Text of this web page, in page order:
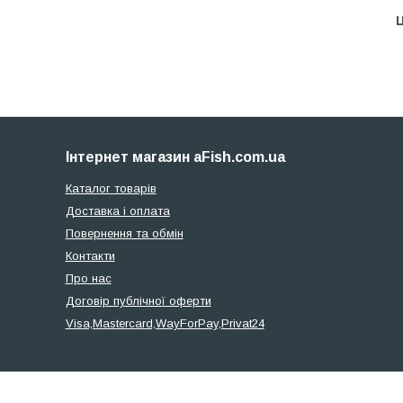
Інтернет магазин aFish.com.ua
Каталог товарів
Доставка і оплата
Повернення та обмін
Контакти
Про нас
Договір публічної оферти
Visa,Mastercard,WayForPay,Privat24